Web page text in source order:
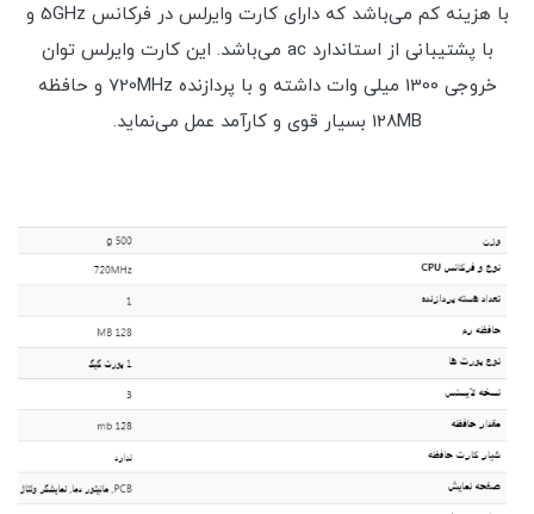
با هزینه کم می‌باشد که دارای کارت وایرلس در فرکانس 5GHz و
با پشتیبانی از استاندارد ac می‌باشد. این کارت وایرلس توان
خروجی 1300 میلی وات داشته و با پردازنده 720MHz و حافظه
128MB بسیار قوی و کارآمد عمل می‌نماید.